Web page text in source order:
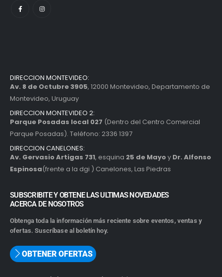
DIRECCION MONTEVIDEO:
Av. 8 de Octubre 3905, 12000 Montevideo, Departamento de
Montevideo, Uruguay
DIRECCION MONTEVIDEO 2:
Parque Posadas local 027 (Dentro del Centro Comercial
Parque Posadas). Teléfono: 2336 1397
DIRECCION CANELONES:
Av. Gervasio Artigas 731, esquina 25 de Mayoy Dr. Alfonso
Espinosa(frente a la dgi ) Canelones, Las Piedras
SUBSCRIBITE Y OBTENE LAS ULTIMAS NOVEDADES
ACERCA DE NOSOTROS
Obtenga toda la información más reciente sobre eventos, ventas y
ofertas. Suscríbase al boletín hoy.
OBTENER OFERTAS